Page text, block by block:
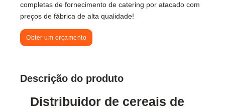
completas de fornecimento de catering por atacado com
preços de fábrica de alta qualidade!
Obter um orçamento
Descrição do produto
Distribuidor de cereais de